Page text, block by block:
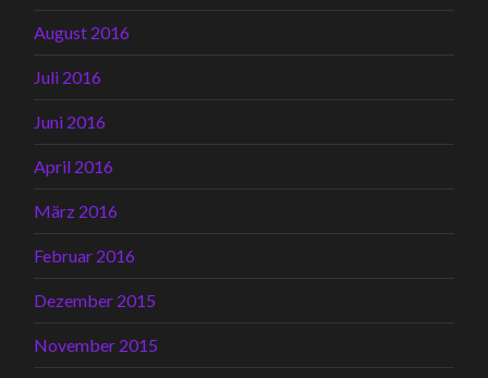
August 2016
Juli 2016
Juni 2016
April 2016
März 2016
Februar 2016
Dezember 2015
November 2015